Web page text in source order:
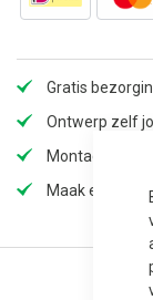
Gratis
Ontwerp zelf
Montage
Maak een